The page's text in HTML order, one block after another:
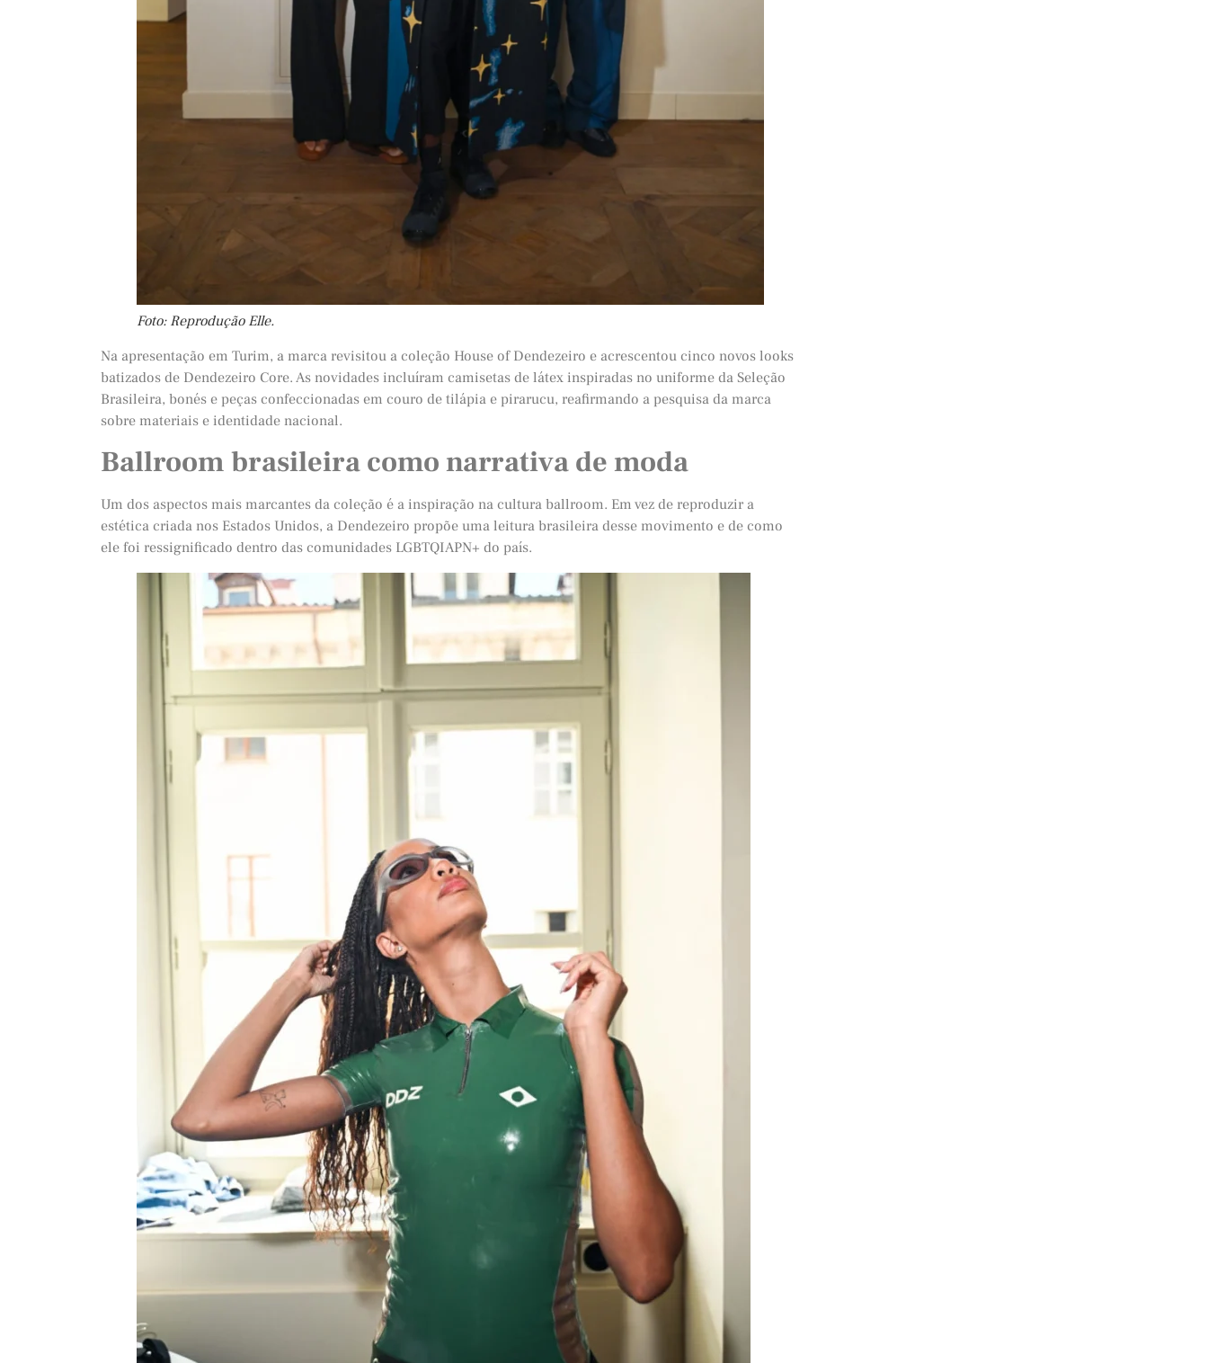
Foto: Reprodução Elle.
Na apresentação em Turim, a marca revisitou a coleção House of Dendezeiro e acrescentou cinco novos looks
batizados de Dendezeiro Core. As novidades incluíram camisetas de látex inspiradas no uniforme da Seleção
Brasileira, bonés e peças confeccionadas em couro de tilápia e pirarucu, reafirmando a pesquisa da marca
sobre materiais e identidade nacional.
Ballroom brasileira como narrativa de moda
Um dos aspectos mais marcantes da coleção é a inspiração na cultura ballroom. Em vez de reproduzir a
estética criada nos Estados Unidos, a Dendezeiro propõe uma leitura brasileira desse movimento e de como
ele foi ressignificado dentro das comunidades LGBTQIAPN+ do país.